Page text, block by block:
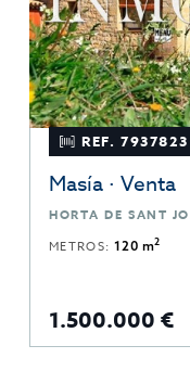
REF. 7937823
Masía · Venta
HORTA DE SANT
METROS:120 m2
1.500.000 €